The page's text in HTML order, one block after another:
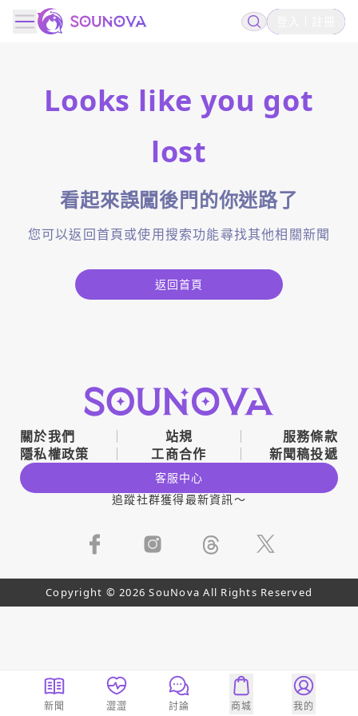
Looks like you got
lost
看起來誤闖後門的你迷路了
您可以返回首頁或使用搜索功能尋找其他相關新聞
返回首頁
關於我們 站規
服務條款
隱私權政策
工商合作 新聞稿投遞
客服中心
追蹤社群獲得最新資訊～
Copyright © 2026 SouNova All Rights Reserved
新聞 澀澀 討論 商城 我的